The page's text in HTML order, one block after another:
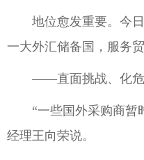
地位愈发重要。今日
一大外汇储备国，服务
——直面挑战、化危为
“一些国外采购商暂时
经理王向荣说。